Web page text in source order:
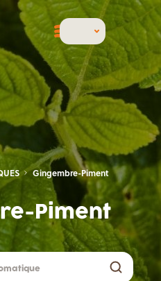
Gingembre-Piment
Piment